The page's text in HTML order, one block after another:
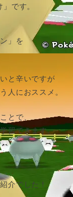
です。
」を
と辛いですが
人におススメ。
とで、
習できます。
介でした！